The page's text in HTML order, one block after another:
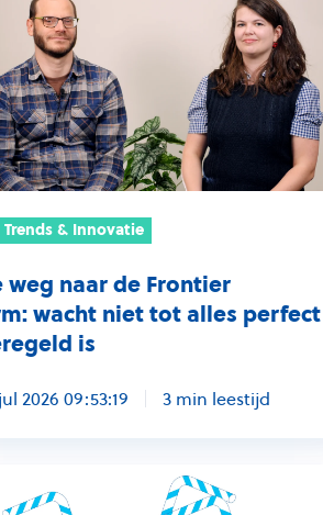
wacht
Trends & Innovatie
weg naar de Frontier
wacht niet tot alles perfect
is
2026 09:53:19 3 min leestijd